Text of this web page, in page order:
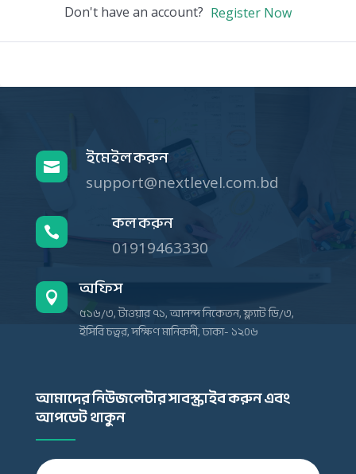
Don't have an account? Register Now
 ইমেইল করুন
support@nextlevel.com.bd
 কল করুন
01919463330
 অফিস
৫১৬/৩, টাওয়ার ৭১, আনন্দ নিকেতন, ফ্ল্যাট ডি/৩,
ইসিবি চত্বর, দক্ষিণ মানিকদী, ঢাকা- ১২০৬
আমাদের নিউজলেটার সাবস্ক্রাইব করুন এবং
আপডেট থাকুন